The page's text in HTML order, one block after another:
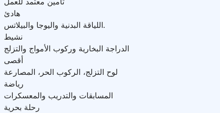
هادئ
اللياقة البدنية واليوجا والبيلاتس.
نشيط
الدراجة البخارية وركوب الأمواج والتزلج
أقصى
لوح التزلج، الركوب الحر، المصارعة
رياضة
المسابقات والتدريب والمعسكرات
رحلة بحرية